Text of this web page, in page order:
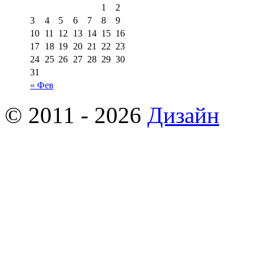
« Фев
1
2
3
4 5 6 7 8
9
10 11 12 13 14 15 16
17 18 19 20 21 22 23
24 25 26 27 28 29 30
31
© 2011 - 2026 Дизайн